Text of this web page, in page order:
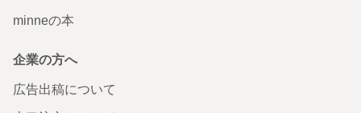
minneの本
企業の方へ
広告出稿について